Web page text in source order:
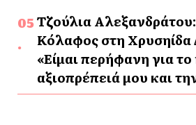
Τζούλια
Κόλαφος στη Χρυσηίδα
«Είμαι περήφανη για
αξιοπρέπειά μου και